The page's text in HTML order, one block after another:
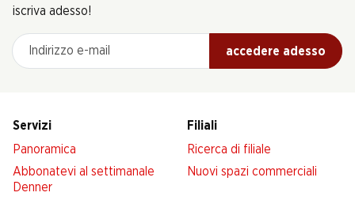
iscriva adesso!
Indirizzo e-mail
accedere adesso
Servizi
Panoramica
Abbonatevi al settimanale
Denner
Filiali
Ricerca di filiale
Nuovi spazi commerciali